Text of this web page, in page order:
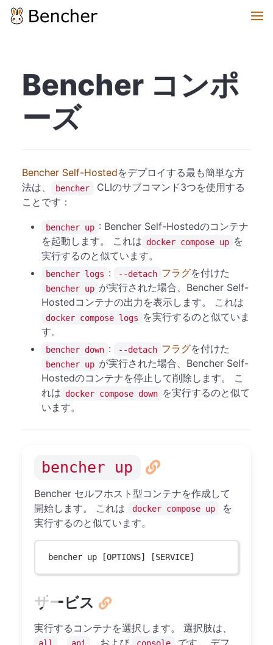
Bencher コンポ
ーズ
Bencher Self-Hostedをデプロイする最も簡単な方
法は、
bencher
CLIのサブコマンド3つを使用する
ことです：
bencher up : Bencher Self-Hostedのコンテナ
を起動します。 これは docker compose up を
実行するのと似ています。
bencher logs : --detach フラグを付けた
bencher up が実行された場合、Bencher Self-
Hostedコンテナの出力を表示します。 これは
docker compose logs
を実行するのと似ていま
す。
bencher down : --detach フラグを付けた
bencher up が実行された場合、Bencher Self-
Hostedのコンテナを停止して削除します。 こ
れは docker compose down を実行するのと似て
います。
bencher up
Bencher セルフホスト型コンテナを作成して
開始します。 これは
docker compose up
を
実行するのと似ています。
bencher up [OPTIONS] [SERVICE]
サービス
実行するコンテナを選択します。 選択肢は、
、および
です。 デフ